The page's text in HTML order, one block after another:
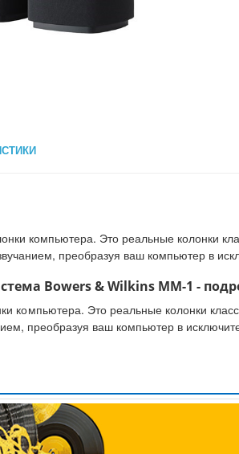
компьютера. Это реальные колонки
преобразуя ваш компьютер в
Bowers & Wilkins MM-1 -
компьютера. Это реальные колонки
преобразуя ваш компьютер в